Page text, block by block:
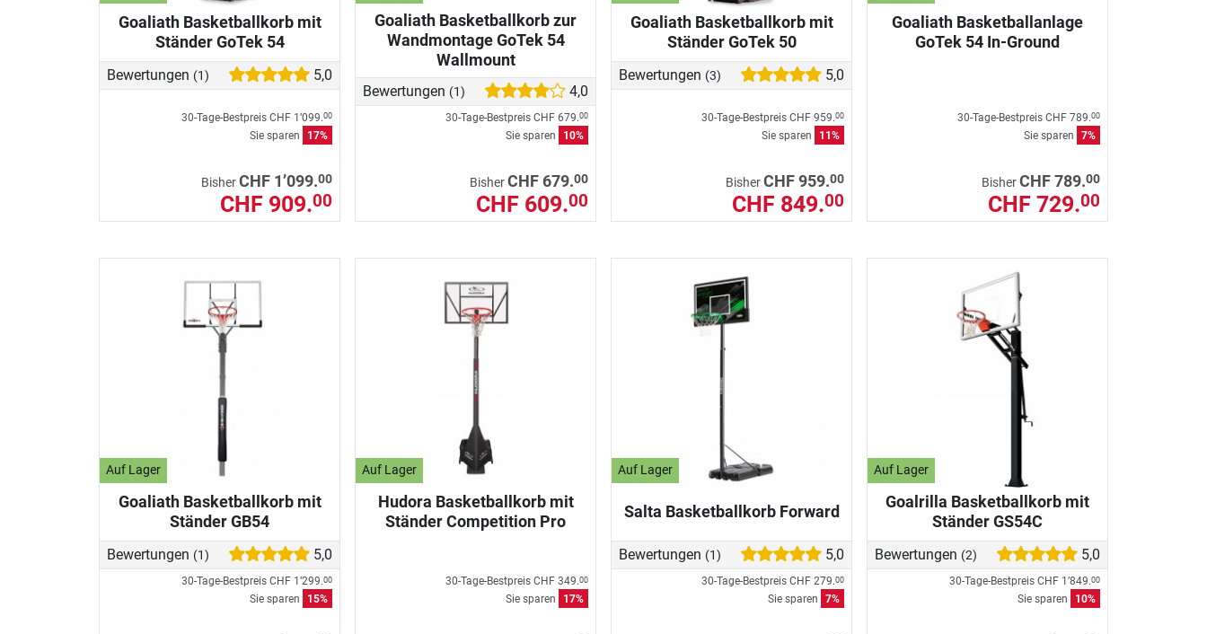
Goaliath Basketballkorb mit
Ständer GoTek 54
Bewertungen (1) 5,0
30-Tage-Bestpreis CHF 1’099.00
Sie sparen 17%
BisherCHF 1’099.00
CHF 909.00
Goaliath Basketballkorb zur
Wandmontage GoTek 54
Wallmount
Bewertungen (1) 4,0
30-Tage-Bestpreis CHF 679.00
Sie sparen 10%
BisherCHF 679.00
CHF 609.00
Goaliath Basketballkorb mit
Ständer GoTek 50
Bewertungen (3) 5,0
30-Tage-Bestpreis CHF 959.00
Sie sparen 11%
BisherCHF 959.00
CHF 849.00
Goaliath Basketballanlage
GoTek 54 In-Ground
30-Tage-Bestpreis CHF 789.00
Sie sparen 7%
BisherCHF 789.00
CHF 729.00
Auf Lager
Goaliath Basketballkorb mit
Ständer GB54
Bewertungen (1) 5,0
30-Tage-Bestpreis CHF 1’299.00
Sie sparen 15%
Auf Lager
Hudora Basketballkorb mit
Ständer Competition Pro
30-Tage-Bestpreis CHF 349.00
Sie sparen 17%
Auf Lager
Salta Basketballkorb Forward
Bewertungen (1) 5,0
30-Tage-Bestpreis CHF 279.00
Sie sparen 7%
Auf Lager
Goalrilla Basketballkorb mit
Ständer GS54C
Bewertungen (2) 5,0
30-Tage-Bestpreis CHF 1’849.00
Sie sparen 10%